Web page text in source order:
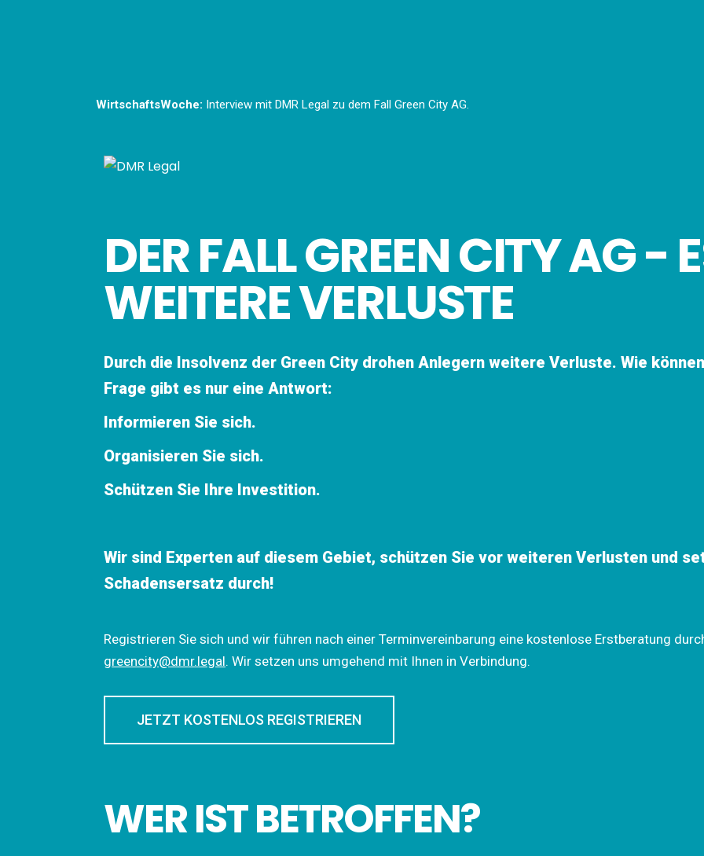
WirtschaftsWoche: Interview mit DMR Legal zu dem Fall Green City AG.
DER FALL GREEN CITY AG -
WEITERE VERLUSTE
Durch die Insolvenz der Green City drohen Anlegern weitere Verluste. Wie
Frage gibt es nur eine Antwort:
Informieren Sie sich.
Organisieren Sie sich.
Schützen Sie Ihre Investition.
Wir sind Experten auf diesem Gebiet, schützen Sie vor weiteren Verlusten und
Schadensersatz durch!
Registrieren Sie sich und wir führen nach einer Terminvereinbarung eine kostenlose Erstberatung
greencity@dmr.legal. Wir setzen uns umgehend mit Ihnen in Verbindung.
JETZT KOSTENLOS REGISTRIEREN
WER IST BETROFFEN?